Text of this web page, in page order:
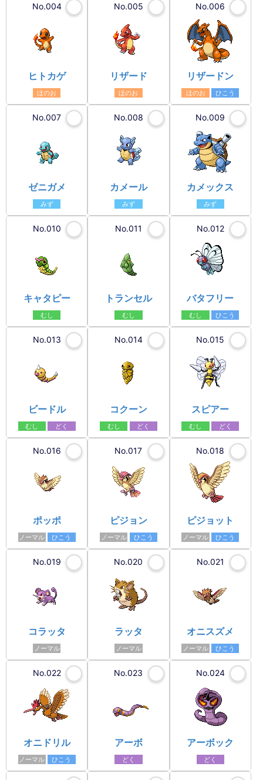
No.004
ヒトカゲ
ほのお
No.005
リザード
ほのお
No.006
リザードン
ほのお ひこう
No.007
ゼニガメ
みず
No.008
カメール
みず
No.009
カメックス
みず
No.010
キャタピー
むし
No.011
トランセル
むし
No.012
バタフリー
むし ひこう
No.013
ビードル
むし どく
No.014
コクーン
むし どく
No.015
スピアー
むし どく
No.016
ポッポ
ノーマル ひこう
No.017
ピジョン
ノーマル ひこう
No.018
ピジョット
ノーマル ひこう
No.019
コラッタ
ノーマル
No.020
ラッタ
ノーマル
No.021
オニスズメ
ノーマル ひこう
No.022
オニドリル
ノーマル ひこう
No.023
アーボ
どく
No.024
アーボック
どく